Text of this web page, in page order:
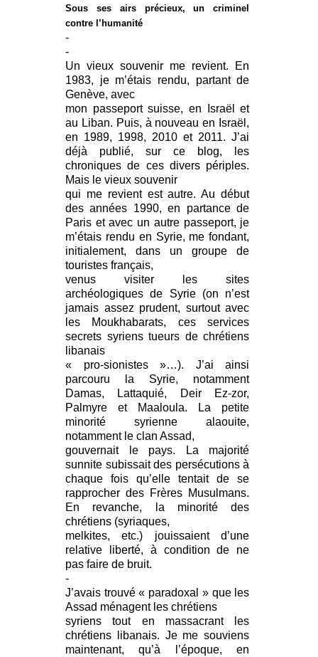
Sous ses airs précieux, un criminel
contre l’humanité
-
-
Un vieux souvenir me revient. En
1983, je m’étais rendu, partant de
Genève, avec
mon passeport suisse, en Israël et
au Liban. Puis, à nouveau en Israël,
en 1989, 1998, 2010 et 2011. J’ai
déjà publié, sur ce blog, les
chroniques de ces divers périples.
Mais le vieux souvenir
qui me revient est autre. Au début
des années 1990, en partance de
Paris et avec un autre passeport, je
m’étais rendu en Syrie, me fondant,
initialement, dans un groupe de
touristes français,
venus visiter les sites
archéologiques de Syrie (on n’est
jamais assez prudent, surtout avec
les Moukhabarats, ces services
secrets syriens tueurs de chrétiens
libanais
« pro-sionistes »…). J’ai ainsi
parcouru la Syrie, notamment
Damas, Lattaquié, Deir Ez-zor,
Palmyre et Maaloula. La petite
minorité syrienne alaouite,
notamment le clan Assad,
gouvernait le pays. La majorité
sunnite subissait des persécutions à
chaque fois qu’elle tentait de se
rapprocher des Frères Musulmans.
En revanche, la minorité des
chrétiens (syriaques,
melkites, etc.) jouissaient d’une
relative liberté, à condition de ne
pas faire de bruit.
-
J’avais trouvé « paradoxal » que les
Assad ménagent les chrétiens
syriens tout en massacrant les
chrétiens libanais. Je me souviens
maintenant, qu’à l’époque, en